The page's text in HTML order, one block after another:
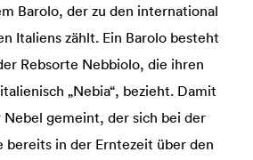
Barolo, der zu den international
Italiens zählt. Ein Barolo besteht
Rebsorte Nebbiolo, die ihren
„Nebia“, bezieht. Damit
gemeint, der sich bei der
bereits in der Erntezeit über den